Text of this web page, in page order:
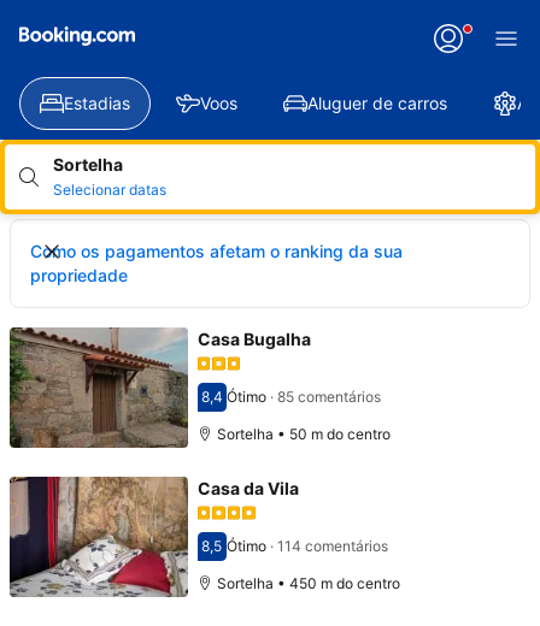
Estadias Voos Aluguer de carros
Sortelha
Selecionar datas
Como os pagamentos afetam o ranking da sua
propriedade
Casa Bugalha
Pontuado com 8,4
8,4 Ótimo· 85 comentários
Sortelha • 50 m do centro
Casa da Vila
Pontuado com 8,5
8,5 Ótimo· 114 comentários
Sortelha • 450 m do centro